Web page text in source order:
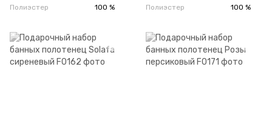
Полиэстер 100 % Полиэстер 100 %